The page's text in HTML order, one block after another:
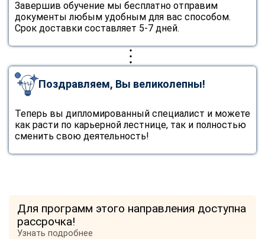
Завершив обучение мы бесплатно отправим
документы любым удобным для вас способом.
Срок доставки составляет 5-7 дней.
Поздравляем, Вы великолепны!
Теперь вы дипломированный специалист и можете
как расти по карьерной лестнице, так и полностью
сменить свою деятельность!
Для программ этого направления доступна
рассрочка!
Узнать подробнее